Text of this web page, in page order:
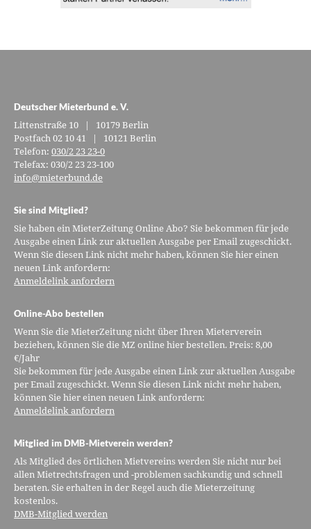
Deutscher Mieterbund e. V.
Littenstraße 10 | 10179 Berlin
Postfach 02 10 41 | 10121 Berlin
Telefon:030/2 23 23-0
Telefax: 030/2 23 23-100
info@mieterbund.de
Sie sind Mitglied?
Sie haben ein MieterZeitung Online Abo? Sie bekommen für jede
Ausgabe einen Link zur aktuellen Ausgabe per Email zugeschickt.
Wenn Sie diesen Link nicht mehr haben, können Sie hier einen
neuen Link anfordern:
Anmeldelink anfordern
Online-Abo bestellen
Wenn Sie die MieterZeitung nicht über Ihren Mieterverein
beziehen, können Sie die MZ online hier bestellen. Preis: 8,00
€/Jahr
Sie bekommen für jede Ausgabe einen Link zur aktuellen Ausgabe
per Email zugeschickt. Wenn Sie diesen Link nicht mehr haben,
können Sie hier einen neuen Link anfordern:
Anmeldelink anfordern
Mitglied im DMB-Mietverein werden?
Als Mitglied des örtlichen Mietvereins werden Sie nicht nur bei
allen Mietrechtsfragen und -problemen sachkundig und schnell
beraten. Sie erhalten in der Regel auch die Mieterzeitung
kostenlos.
DMB-Mitglied werden